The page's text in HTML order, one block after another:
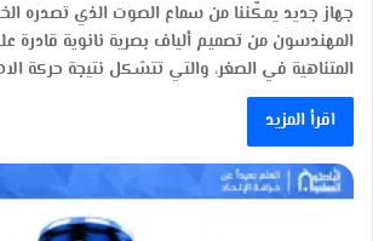
جهاز جديد يمكّننا من سماع الصوت الذي تصدره
المهندسون من تصميم ألياف بصرية نانوية قادرة
المتناهية في الصغر، والتي تتشكل نتيجة حركة
اقرأ المزيد